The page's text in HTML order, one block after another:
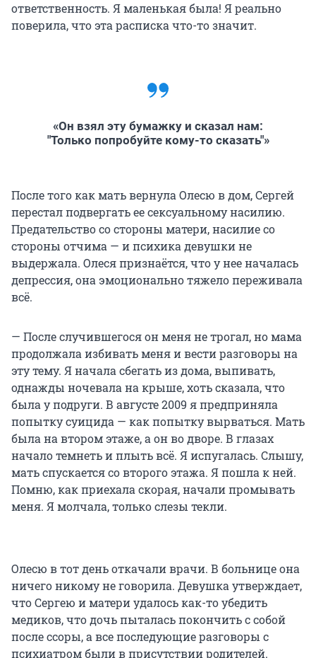
ответственность. Я маленькая была! Я реально
поверила, что эта расписка что-то значит.
«Он взял эту бумажку и сказал нам:
"Только попробуйте кому-то сказать"»
После того как мать вернула Олесю в дом, Сергей
перестал подвергать ее сексуальному насилию.
Предательство со стороны матери, насилие со
стороны отчима — и психика девушки не
выдержала. Олеся признаётся, что у нее началась
депрессия, она эмоционально тяжело переживала
всё.
— После случившегося он меня не трогал, но мама
продолжала избивать меня и вести разговоры на
эту тему. Я начала сбегать из дома, выпивать,
однажды ночевала на крыше, хоть сказала, что
была у подруги. В августе 2009 я предприняла
попытку суицида — как попытку вырваться. Мать
была на втором этаже, а он во дворе. В глазах
начало темнеть и плыть всё. Я испугалась. Слышу,
мать спускается со второго этажа. Я пошла к ней.
Помню, как приехала скорая, начали промывать
меня. Я молчала, только слезы текли.
Олесю в тот день откачали врачи. В больнице она
ничего никому не говорила. Девушка утверждает,
что Сергею и матери удалось как-то убедить
медиков, что дочь пыталась покончить с собой
после ссоры, а все последующие разговоры с
психиатром были в присутствии родителей.